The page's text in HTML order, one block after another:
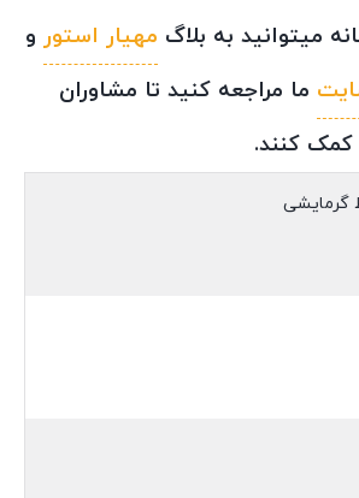
میتوانید به بلاگ مهیار استور و
ما مراجعه کنید تا مشاوران
کنند.
گرمایشی